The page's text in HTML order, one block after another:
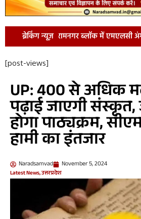
ब्रेकिंग न्यूज़
रामनगर ब्लॉक में एमएलसी अंगद कुमार सिंह
[post-views]
UP: 400 से अधिक
पढ़ाई जाएगी
होगा पाठ्यक्रम,
हामी का इंतजार
Naradsamvad November 5, 2024
Latest News,उत्तरप्रदेश